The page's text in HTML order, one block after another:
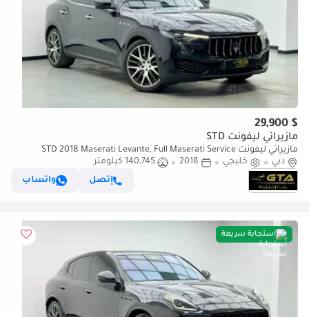
$ 29,900
مازيراتي ليفونت STD
مازيراتي ليفونت STD 2018 Maserati Levante, Full Maserati Service
History, Well Maintained, GCC
دبي خليجي 2018
140,745 كيلومتر
إتصل
واتساب
استجابة سريعة